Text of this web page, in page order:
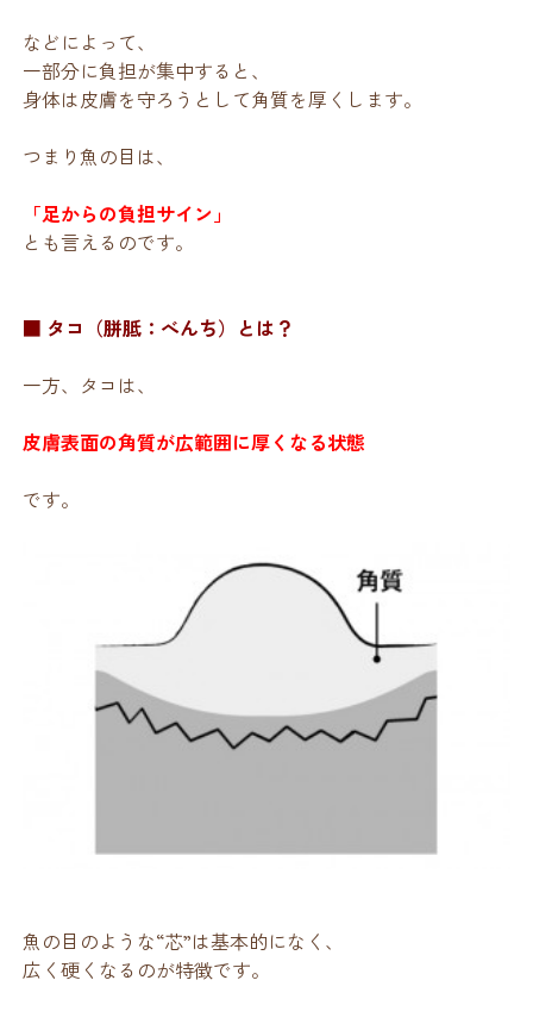
などによって、
一部分に負担が集中すると、
身体は皮膚を守ろうとして角質を厚くします。
つまり魚の目は、
「足からの負担サイン」
とも言えるのです。
■ タコ（胼胝：べんち）とは？
一方、タコは、
皮膚表面の角質が広範囲に厚くなる状態
です。
魚の目のような“芯”は基本的になく、
広く硬くなるのが特徴です。